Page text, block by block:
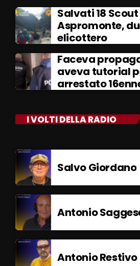
Salvati 18
Aspromonte,
elicottero
Faceva
aveva tutorial
arrestato
I VOLTI DELLA RADIO
Salvo Giordano
Antonio
Antonio Restivo